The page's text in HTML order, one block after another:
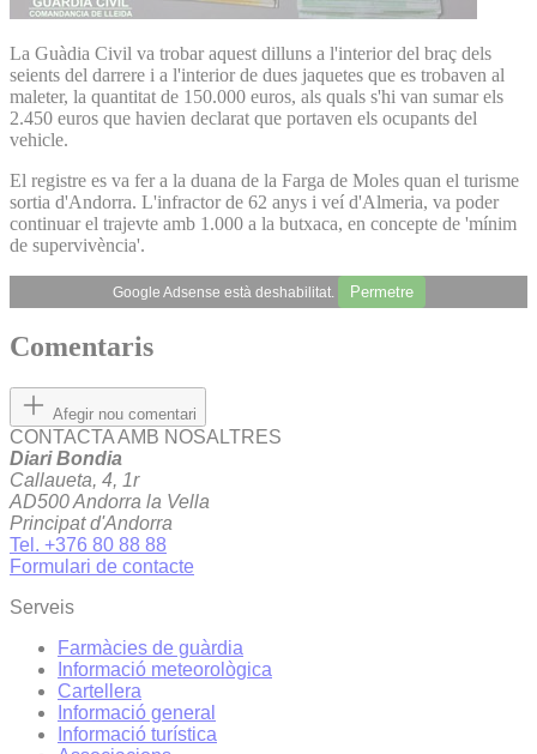
La Guàdia Civil va trobar aquest dilluns a l'interior del braç dels
seients del darrere i a l'interior de dues jaquetes que es trobaven al
maleter, la quantitat de 150.000 euros, als quals s'hi van sumar els
2.450 euros que havien declarat que portaven els ocupants del
vehicle.
El registre es va fer a la duana de la Farga de Moles quan el turisme
sortia d'Andorra. L'infractor de 62 anys i veí d'Almeria, va poder
continuar el trajevte amb 1.000 a la butxaca, en concepte de 'mínim
de supervivència'.
Google Adsense està deshabilitat. Permetre
Comentaris
Afegir nou comentari
CONTACTA AMB NOSALTRES
Diari Bondia
Callaueta, 4, 1r
AD500 Andorra la Vella
Principat d'Andorra
Tel. +376 80 88 88
Formulari de contacte
Serveis
Farmàcies de guàrdia
Informació meteorològica
Cartellera
Informació general
Informació turística